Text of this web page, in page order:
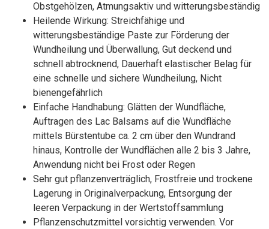
Obstgehölzen, Atmungsaktiv und witterungsbeständig
Heilende Wirkung: Streichfähige und
witterungsbeständige Paste zur Förderung der
Wundheilung und Überwallung, Gut deckend und
schnell abtrocknend, Dauerhaft elastischer Belag für
eine schnelle und sichere Wundheilung, Nicht
bienengefährlich
Einfache Handhabung: Glätten der Wundfläche,
Auftragen des Lac Balsams auf die Wundfläche
mittels Bürstentube ca. 2 cm über den Wundrand
hinaus, Kontrolle der Wundflächen alle 2 bis 3 Jahre,
Anwendung nicht bei Frost oder Regen
Sehr gut pflanzenverträglich, Frostfreie und trockene
Lagerung in Originalverpackung, Entsorgung der
leeren Verpackung in der Wertstoffsammlung
Pflanzenschutzmittel vorsichtig verwenden. Vor